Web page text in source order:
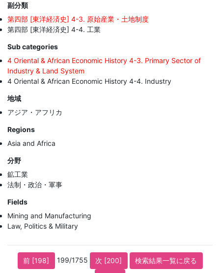
副分類
第四部 [東洋経済史] 4-3. 原始産業・土地制度
第四部 [東洋経済史] 4-4. 工業
Sub categories
4 Oriental & African Economic History 4-3. Primary Sector of
Industry & Land System
4 Oriental & African Economic History 4-4. Industry
地域
アジア・アフリカ
Regions
Asia and Africa
分野
鉱工業
法制・政治・軍事
Fields
Mining and Manufacturing
Law, Politics & Military
前 [198] 199/1755 次 [200]
検索結果一覧に戻る